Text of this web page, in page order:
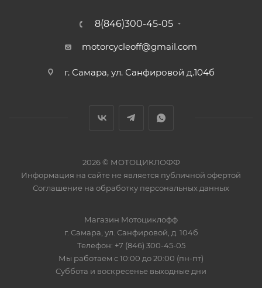
8(846)300-45-05
motorcycleoff@gmail.com
г. Самара, ул. Санфировой д.104б
2026 © МОТОЦИКЛОФФ
Информация на сайте не является публичной офертой
Соглашение на обработку персональных данных
Магазин Мотоциклофф
г. Самара ул. Санфировой, д. 104б
Телефон: +7 (846) 300-45-05
Мы работаем с 10:00 до 20:00 (пн-пт)
Суббота и воскресенье выходные дни